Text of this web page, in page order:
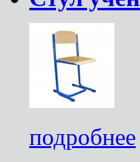
подробнее